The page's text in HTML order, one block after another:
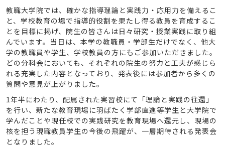
教職大学院では、確かな指導理論と実践力・応用力を備えるこ
と、学校教育の場で指導的役割を果たし得る教員を育成するこ
とを目標に掲げ、院生の皆さんは日々研究・授業実践に取り組
んでいます。当日は、本学の教職員・学部生だけでなく、他大
学の教職員や学生、学校教員の方にもご参加いただきました。
どの分科会においても、それぞれの院生の努力と工夫が感じら
れる充実した内容となっており、発表後には参加者から多くの
質問や意見が上がりました。
1年半にわたり、配属された実習校にて「理論と実践の往還」
を行い、新たな教育現場に羽ばたく学部直進等学生と大学院で
学んだことや現任校での実践研究を教育現場へ還元し、現場の
核を担う現職教員学生の今後の飛躍が、一層期待される発表会
となりました。